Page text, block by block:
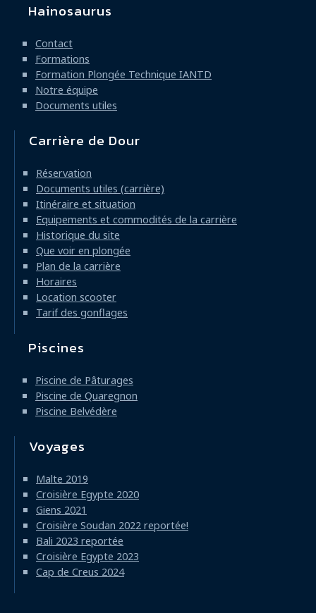
Navigation
principale
Hainosaurus
Contact
Formations
Formation Plongée Technique IANTD
Notre équipe
Documents utiles
Carrière de Dour
Réservation
Documents utiles (carrière)
Itinéraire et situation
Equipements et commodités de la carrière
Historique du site
Que voir en plongée
Plan de la carrière
Horaires
Location scooter
Tarif des gonflages
Piscines
Piscine de Pâturages
Piscine de Quaregnon
Piscine Belvédère
Voyages
Malte 2019
Croisière Egypte 2020
Giens 2021
Croisière Soudan 2022 reportée!
Bali 2023 reportée
Croisière Egypte 2023
Cap de Creus 2024